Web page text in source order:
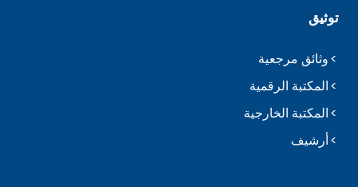
توثيق
وثائق مرجعية
المكتبة الرقمية
المكتبة الخارجية
أرشيف